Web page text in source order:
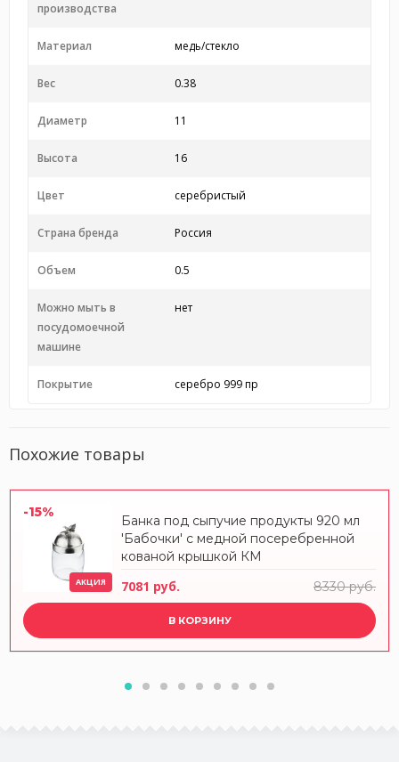
производства
Материал медь/стекло
Вес 0.38
Диаметр 11
Высота 16
Цвет серебристый
Страна бренда Россия
Объем 0.5
Можно мыть в
посудомоечной
машине
нет
Покрытие серебро 999 пр
Похожие товары
-15%
АКЦИЯ
Банка под сыпучие продукты 920 мл
'Бабочки' с медной посеребренной
кованой крышкой КМ
7081 руб. 8330 руб.
В КОРЗИНУ